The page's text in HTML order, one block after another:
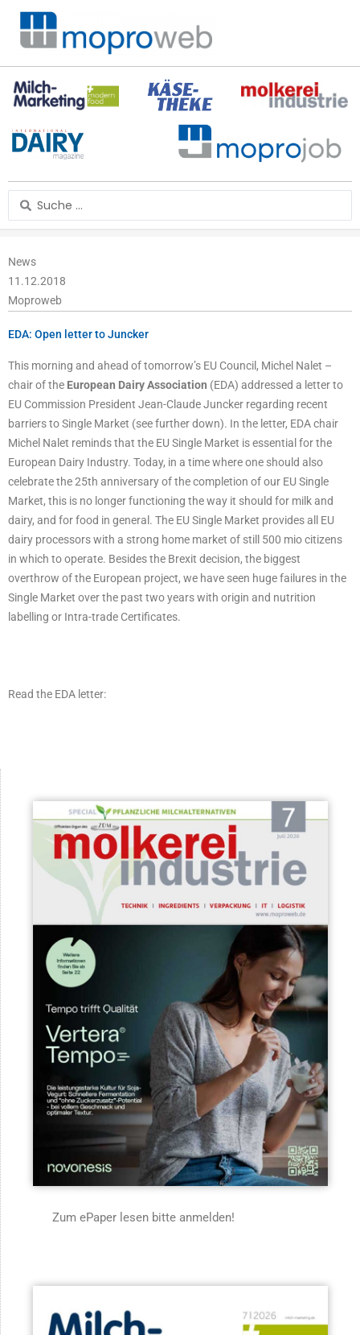
Zum
Inhalt
springen
Search
...
News
11.12.2018
Moproweb
EDA: Open letter to Juncker
This morning and ahead of tomorrow’s EU Council, Michel Nalet –
chair of the European Dairy Association (EDA) addressed a letter to
EU Commission President Jean-Claude Juncker regarding recent
barriers to Single Market (see further down). In the letter, EDA chair
Michel Nalet reminds that the EU Single Market is essential for the
European Dairy Industry. Today, in a time where one should also
celebrate the 25th anniversary of the completion of our EU Single
Market, this is no longer functioning the way it should for milk and
dairy, and for food in general. The EU Single Market provides all EU
dairy processors with a strong home market of still 500 mio citizens
in which to operate. Besides the Brexit decision, the biggest
overthrow of the European project, we have seen huge failures in the
Single Market over the past two years with origin and nutrition
labelling or Intra-trade Certificates.
Read the EDA letter:
Zum ePaper lesen bitte anmelden!